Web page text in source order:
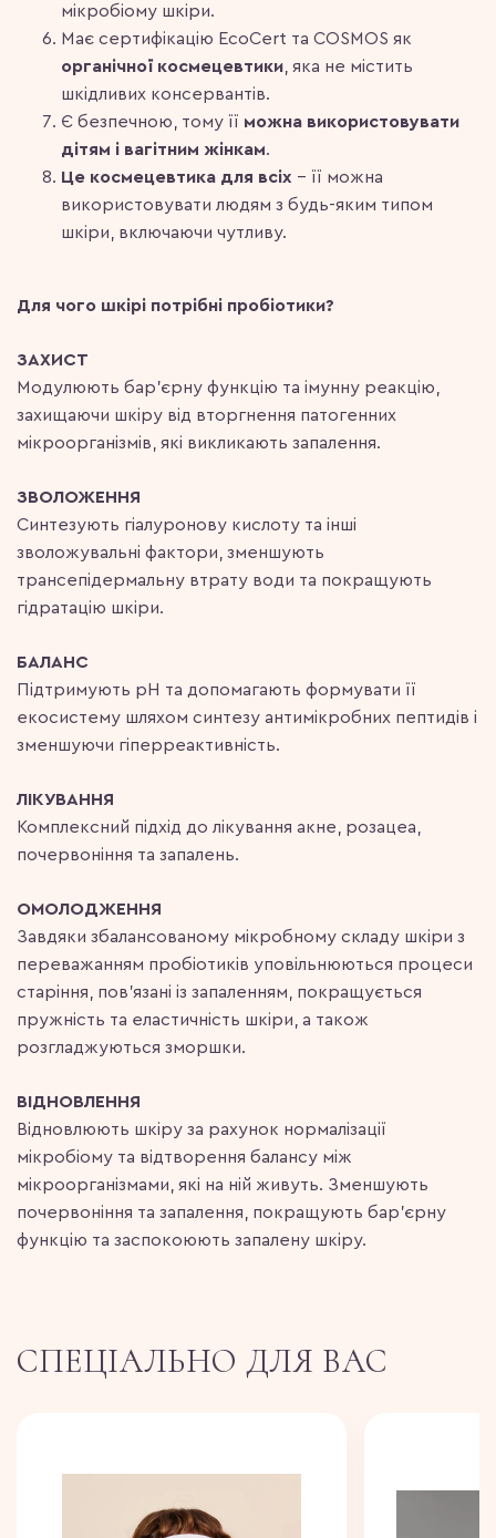
мікробіому шкіри.
Має сертифікацію EcoCert та COSMOS як
органічної космецевтики , яка не містить
шкідливих консервантів.
Є безпечною, тому її можна використовувати
дітям і вагітним жінкам.
Це космецевтика для всіх – її можна
використовувати людям з будь-яким типом
шкіри, включаючи чутливу.
Для чого шкірі потрібні пробіотики?
ЗАХИСТ
Модулюють бар’єрну функцію та імунну реакцію,
захищаючи шкіру від вторгнення патогенних
мікроорганізмів, які викликають запалення.
ЗВОЛОЖЕННЯ
Синтезують гіалуронову кислоту та інші
зволожувальні фактори, зменшують
трансепідермальну втрату води та покращують
гідратацію шкіри.
БАЛАНС
Підтримують рН та допомагають формувати її
екосистему шляхом синтезу антимікробних пептидів і
зменшуючи гіперреактивність.
ЛІКУВАННЯ
Комплексний підхід до лікування акне, розацеа,
почервоніння та запалень.
ОМОЛОДЖЕННЯ
Завдяки збалансованому мікробному складу шкіри з
переважанням пробіотиків уповільнюються процеси
старіння, пов’язані із запаленням, покращується
пружність та еластичність шкіри, а також
розгладжуються зморшки.
ВІДНОВЛЕННЯ
Відновлюють шкіру за рахунок нормалізації
мікробіому та відтворення балансу між
мікроорганізмами, які на ній живуть. Зменшують
почервоніння та запалення, покращують бар’єрну
функцію та заспокоюють запалену шкіру.
СПЕЦІАЛЬНО ДЛЯ ВАС